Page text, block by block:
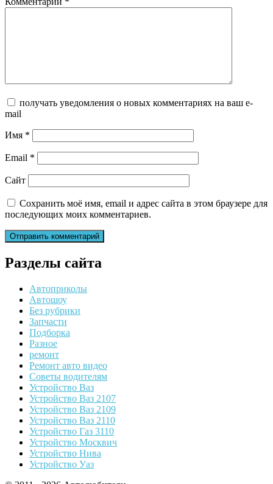
получать уведомления о новых комментариях на ваш e-
mail
Имя *
Email *
Сайт
Сохранить моё имя, email и адрес сайта в этом браузере для
последующих моих комментариев.
Разделы сайта
Автоприколы
Автошоу
Без рубрики
Запчасти
Подборка
Разное
ремонт
Ремонт авто видео
Советы водителям
Устройство Ваз
Устройство Ваз 2107
Устройство Ваз 2109
Устройство Ваз 2110
Устройство Газ 3110
Устройство Москвич
Устройство Нива
Устройство Уаз